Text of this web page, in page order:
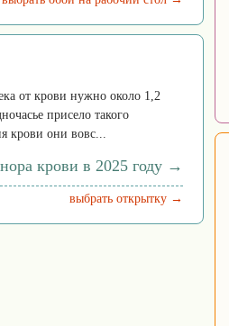
от крови нужно около 1,2
присело такого
крови они вовс...
крови в 2025 году →
выбрать открытку →